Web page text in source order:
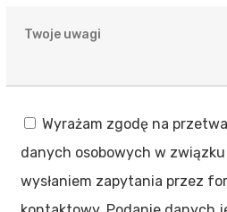
Wyrażam zgodę na
danych osobowych w związku
wysłaniem zapytania przez